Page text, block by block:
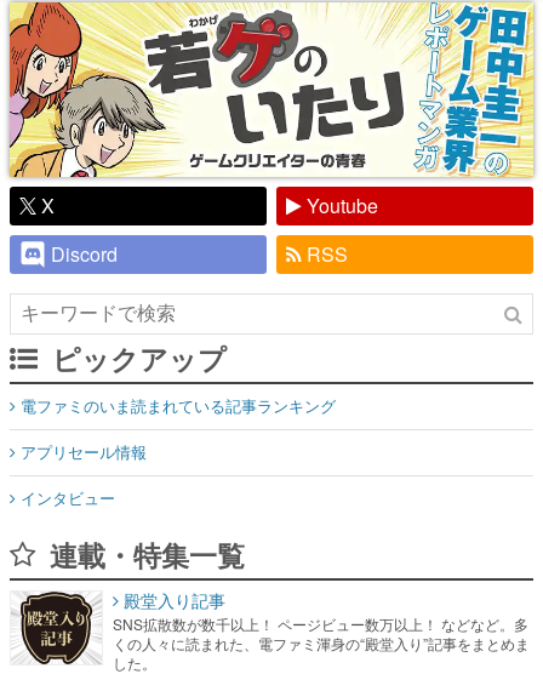
X
Youtube
Discord
RSS
ピックアップ
電ファミのいま読まれている記事ランキング
アプリセール情報
インタビュー
連載・特集一覧
殿堂入り記事
SNS拡散数が数千以上！ ページビュー数万以上！ などなど。多
くの人々に読まれた、電ファミ渾身の“殿堂入り”記事をまとめま
した。